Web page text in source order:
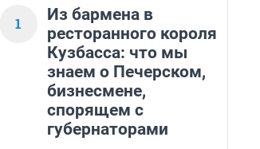
1
Из бармена в
ресторанного короля
Кузбасса: что мы
знаем о Печерском,
бизнесмене,
спорящем с
губернаторами